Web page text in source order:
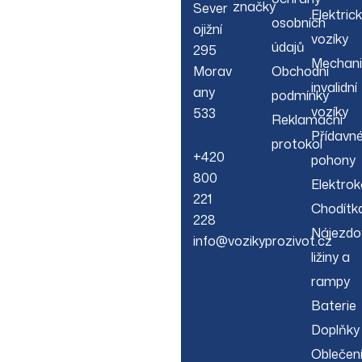
Sever
ojižní
295
Morav
any
533
+420
800
221
228
info@vozikyprozivot.cz
značky
osobních
údajů
Obchodní
podmínky
Reklamační
protokol
vozíky
invalidní
vozíky
pohony
ližiny a
rampy
Baterie
Doplňky
Oblečení